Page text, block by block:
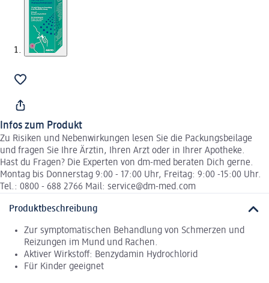
Infos zum Produkt
Zu Risiken und Nebenwirkungen lesen Sie die Packungsbeilage
und fragen Sie Ihre Ärztin, Ihren Arzt oder in Ihrer Apotheke.
Hast du Fragen? Die Experten von dm-med beraten Dich gerne.
Montag bis Donnerstag 9:00 - 17:00 Uhr, Freitag: 9:00 -15:00 Uhr.
Tel.: 0800 - 688 2766 Mail: service@dm-med.com
Produktbeschreibung
Zur symptomatischen Behandlung von Schmerzen und
Reizungen im Mund und Rachen.
Aktiver Wirkstoff: Benzydamin Hydrochlorid
Für Kinder geeignet